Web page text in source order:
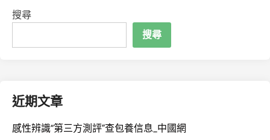
搜尋
搜尋
近期文章
感性辨識“第三方測評”查包養信息_中國網